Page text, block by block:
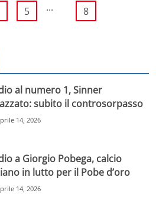
5 ... 8
al numero 1, Sinner
subito il controsorpasso
14, 2026
a Giorgio Pobega, calcio
in lutto per il Pobe d’oro
14, 2026